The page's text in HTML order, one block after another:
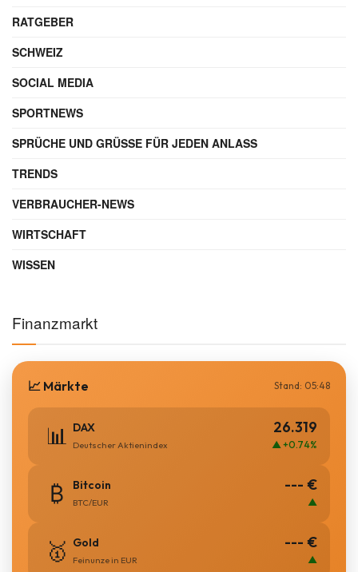
RATGEBER
SCHWEIZ
SOCIAL MEDIA
SPORTNEWS
SPRÜCHE UND GRÜSSE FÜR JEDEN ANLASS
TRENDS
VERBRAUCHER-NEWS
WIRTSCHAFT
WISSEN
Finanzmarkt
📈 Märkte Stand: 05:48
📊 DAX
Deutscher Aktienindex
26.319
▲ +0.74%
₿ Bitcoin
BTC/EUR
--- €
▲
🥇 Gold
Feinunze in EUR
--- €
▲